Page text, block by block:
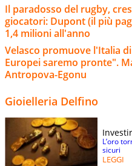
Il paradosso del rugby,
giocatori: Dupont (il più
1,4 milioni all'anno
Velasco promuove l'Italia
Europei saremo pronte".
Antropova-Egonu
Gioielleria Delfino
L’oro
sicuri
LEGGI